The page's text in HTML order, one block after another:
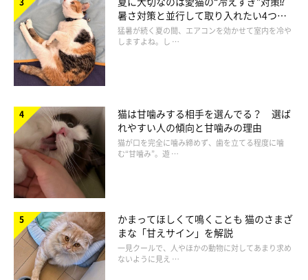
猫は気持ちを落ち着かせたいときも爪とぎをするそうです。これ
は「転位行動」と言って、他の動作をすることで、気持ちを紛ら
わしています。猫も失敗した時など気持ちを落ち着かせたり、気
を紛らわせたりしたくなるのですね。
暑さ対策と並行して取り入れたい4つの
工夫
猛暑が続く夏の間、エアコンを効かせて室内を冷や
しますよね。し …
猫は甘噛みする相手を選んでる？ 選ば
れやすい人の傾向と甘噛みの理由
猫が口を完全に噛み締めず、歯を立てる程度に噛
む“甘噛み”。遊 …
かまってほしくて鳴くことも 猫のさまざ
まな「甘えサイン」を解説
一見クールで、人やほかの動物に対してあまり求め
ないように見え …